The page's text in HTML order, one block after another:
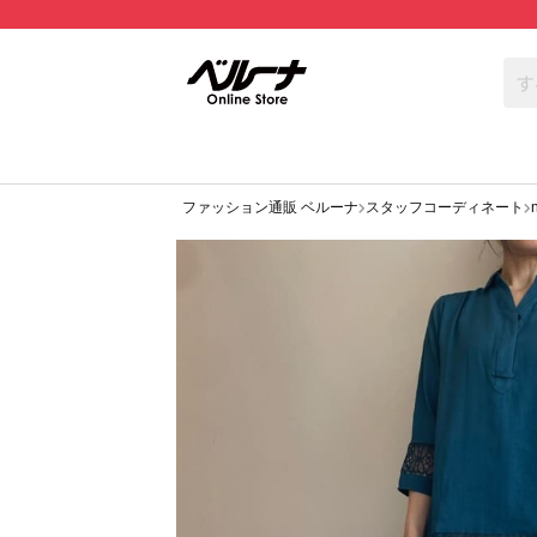
ファッション通販 ベルーナ スタッフコーディネート